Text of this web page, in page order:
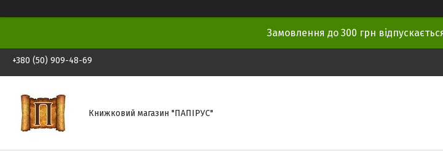
Замовлення до 300 грн
+380 (50) 909-48-69
Книжковий магазин "ПАПІРУС"